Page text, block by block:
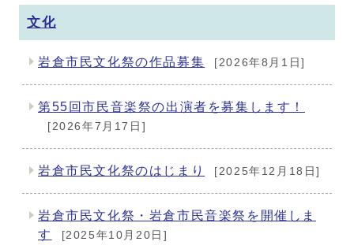
文化
岩倉市民文化祭の作品募集 [2026年8月1日]
第55回市民音楽祭の出演者を募集します！
[2026年7月17日]
岩倉市民文化祭のはじまり [2025年12月18日]
岩倉市民文化祭・岩倉市民音楽祭を開催しま
す
[2025年10月20日]